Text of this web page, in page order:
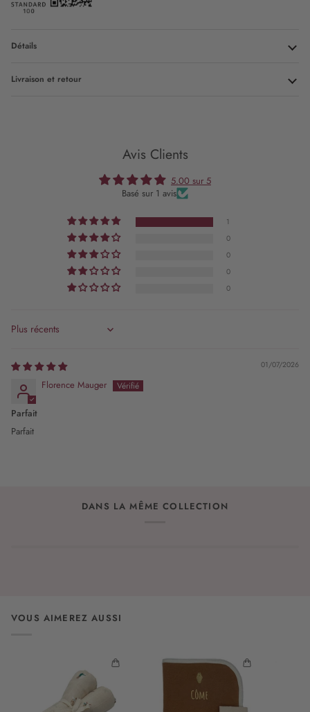
Détails
Livraison et retour
Avis Clients
5.00 sur 5
Basé sur 1 avis
1
0
0
0
0
Sort by
01/07/2026
Florence Mauger
Parfait
Parfait
DANS LA MÊME COLLECTION
VOUS AIMEREZ AUSSI